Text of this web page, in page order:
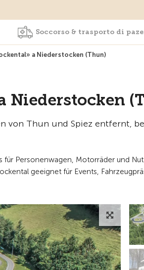
Soccorso & trasporto di
a Niederstocken (Thun)
Niederstocken
von Thun und Spiez entfernt,
für Personenwagen, Motorräder und
geeignet für Events,